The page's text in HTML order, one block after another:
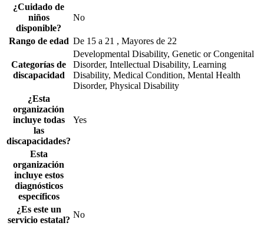
¿Cuidado de
niños
disponible?
No
Rango de edad De 15 a 21 , Mayores de 22
Categorías de
discapacidad
Developmental Disability, Genetic or Congenital
Disorder, Intellectual Disability, Learning
Disability, Medical Condition, Mental Health
Disorder, Physical Disability
¿Esta
organización
incluye todas
las
discapacidades?
Yes
Esta
organización
incluye estos
diagnósticos
específicos
¿Es este un
servicio estatal?
No